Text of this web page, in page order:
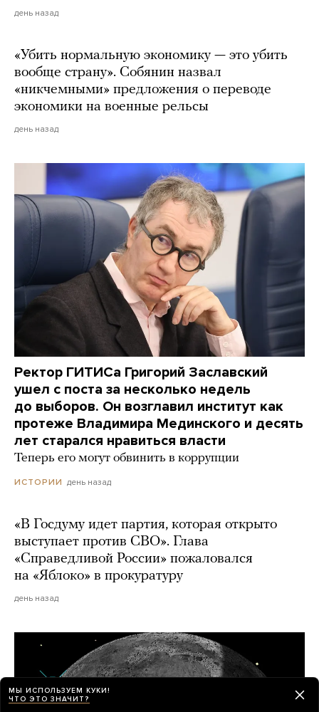
день назад
«Убить нормальную экономику — это убить
вообще страну». Собянин назвал
«никчемными» предложения о переводе
экономики на военные рельсы
день назад
Ректор ГИТИСа Григорий Заславский
ушел с поста за несколько недель
до выборов. Он возглавил институт как
протеже Владимира Мединского и десять
лет старался нравиться власти
Теперь его могут обвинить в коррупции
ИСТОРИИ день назад
«В Госдуму идет партия, которая открыто
выступает против СВО». Глава
«Справедливой России» пожаловался
на «Яблоко» в прокуратуру
день назад
МЫ ИСПОЛЬЗУЕМ КУКИ!
ЧТО ЭТО ЗНАЧИТ?